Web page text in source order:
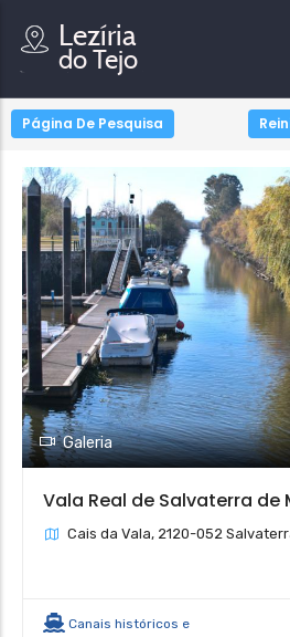
Página De Pesquisa
Galeria
Vala Real de Salvaterra de
Cais da Vala, 2120-052
Canais históricos e